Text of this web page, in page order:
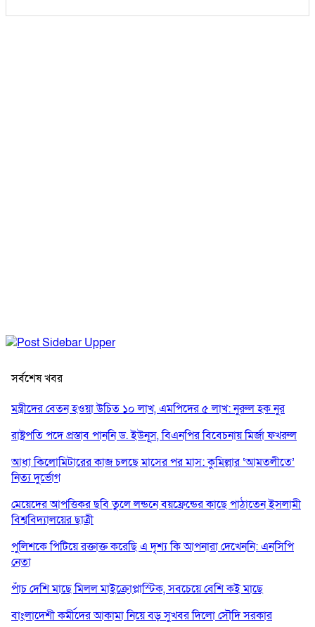
সর্বশেষ খবর
মন্ত্রীদের বেতন হওয়া উচিত ১০ লাখ, এমপিদের ৫ লাখ: নুরুল হক নুর
রাষ্ট্রপতি পদে প্রস্তাব পাননি ড. ইউনূস, বিএনপির বিবেচনায় মির্জা ফখরুল
আধা কিলোমিটারের কাজ চলছে মাসের পর মাস: কুমিল্লার ‘আমতলীতে’
নিত্য দুর্ভোগ
মেয়েদের আপত্তিকর ছবি তুলে লন্ডনে বয়ফ্রেন্ডের কাছে পাঠাতেন ইসলামী
বিশ্ববিদ্যালয়ের ছাত্রী
পুলিশকে পিটিয়ে রক্তাক্ত করেছি এ দৃশ্য কি আপনারা দেখেননি: এনসিপি
নেতা
পাঁচ দেশি মাছে মিলল মাইক্রোপ্লাস্টিক, সবচেয়ে বেশি কই মাছে
বাংলাদেশী কর্মীদের আকামা নিয়ে বড় সুখবর দিলো সৌদি সরকার